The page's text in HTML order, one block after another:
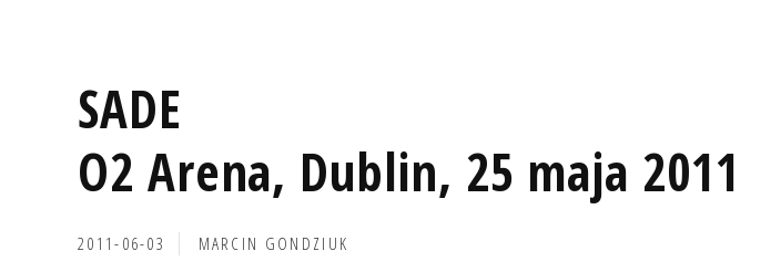
SADE
O2 Arena, Dublin, 25 maja 2011
2011-06-03 MARCIN GONDZIUK